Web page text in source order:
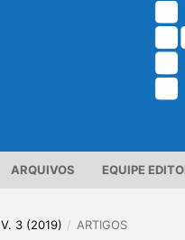
ARQUIVOS EQUIPE
V. 3 (2019) / ARTIGOS